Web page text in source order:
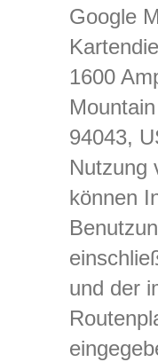
Google
1600
94043,
Nutzung
können
und der